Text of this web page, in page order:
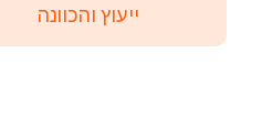
ייעוץ והכוונה